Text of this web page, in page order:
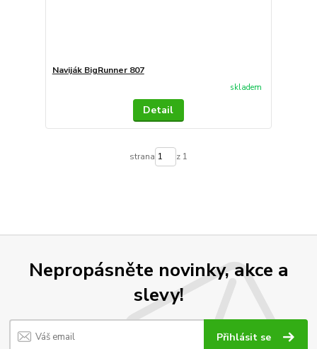
Naviják BigRunner 807
skladem
Detail
strana z 1
Nepropásněte novinky, akce a
slevy!
Přihlásit se